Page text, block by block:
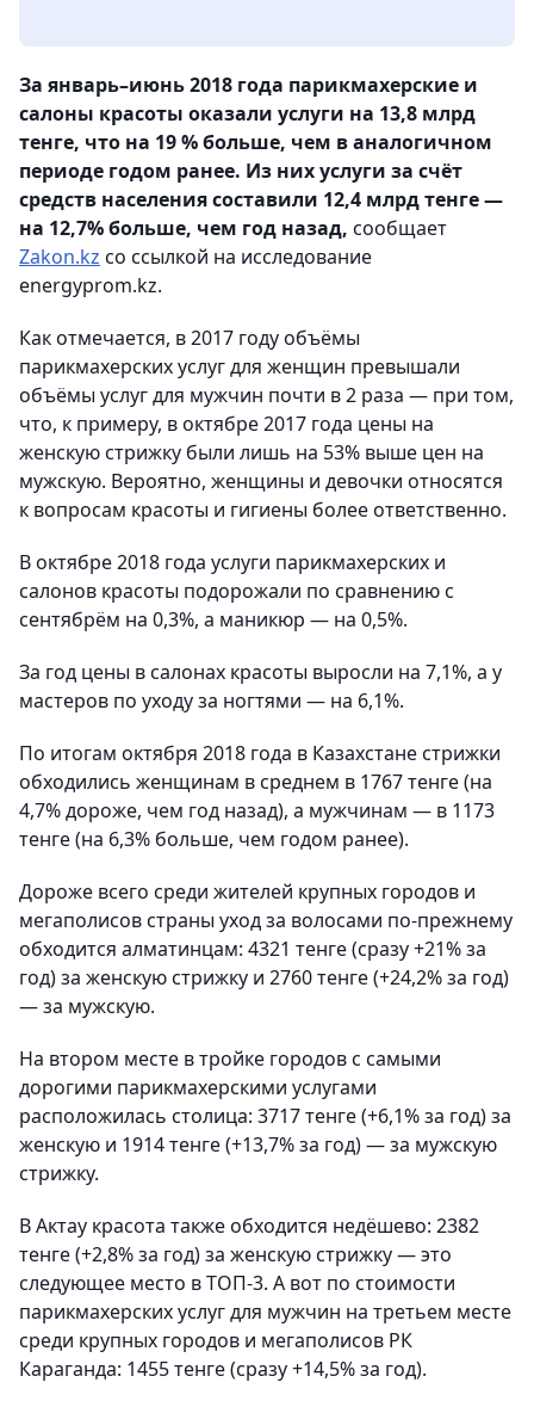
За январь–июнь 2018 года парикмахерские и
салоны красоты оказали услуги на 13,8 млрд
тенге, что на 19 % больше, чем в аналогичном
периоде годом ранее. Из них услуги за счёт
средств населения составили 12,4 млрд тенге —
на 12,7% больше, чем год назад, сообщает
Zakon.kz со ссылкой на исследование
energyprom.kz.
Как отмечается, в 2017 году объёмы
парикмахерских услуг для женщин превышали
объёмы услуг для мужчин почти в 2 раза — при том,
что, к примеру, в октябре 2017 года цены на
женскую стрижку были лишь на 53% выше цен на
мужскую. Вероятно, женщины и девочки относятся
к вопросам красоты и гигиены более ответственно.
В октябре 2018 года услуги парикмахерских и
салонов красоты подорожали по сравнению с
сентябрём на 0,3%, а маникюр — на 0,5%.
За год цены в салонах красоты выросли на 7,1%, а у
мастеров по уходу за ногтями — на 6,1%.
По итогам октября 2018 года в Казахстане стрижки
обходились женщинам в среднем в 1767 тенге (на
4,7% дороже, чем год назад), а мужчинам — в 1173
тенге (на 6,3% больше, чем годом ранее).
Дороже всего среди жителей крупных городов и
мегаполисов страны уход за волосами по-прежнему
обходится алматинцам: 4321 тенге (сразу +21% за
год) за женскую стрижку и 2760 тенге (+24,2% за год)
— за мужскую.
На втором месте в тройке городов с самыми
дорогими парикмахерскими услугами
расположилась столица: 3717 тенге (+6,1% за год) за
женскую и 1914 тенге (+13,7% за год) — за мужскую
стрижку.
В Актау красота также обходится недёшево: 2382
тенге (+2,8% за год) за женскую стрижку — это
следующее место в ТОП-3. А вот по стоимости
парикмахерских услуг для мужчин на третьем месте
среди крупных городов и мегаполисов РК
Караганда: 1455 тенге (сразу +14,5% за год).